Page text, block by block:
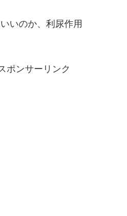
いのか、利尿作用
ポンサーリンク